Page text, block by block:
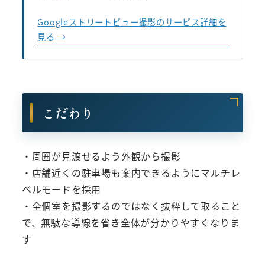
Googleストリートビュー撮影のサービス詳細を
見る →
こだわり
・周囲が見渡せるよう外観から撮影
・店舗近くの駐車場も案内できるようにマルチレ
ベルモードを採用
・全個室を撮影するのではなく抜粋して取ること
で、無駄な導線を省き全体が分かりやすくなりま
す